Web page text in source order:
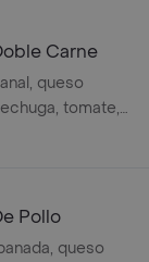
Carne
queso
tomate,
papas a la
Pollo
queso